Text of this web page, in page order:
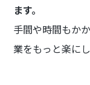
ます。
手間や時間もか
業をもっと楽に